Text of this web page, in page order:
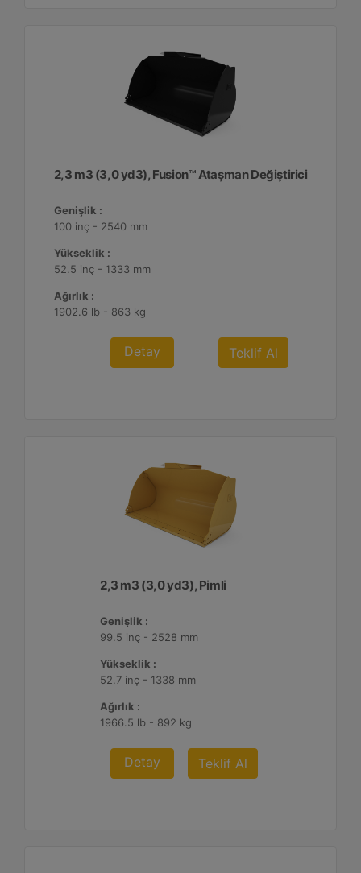
2,3 m3 (3,0 yd3), Fusion™ Ataşman Değiştirici
Genişlik :
100 inç - 2540 mm
Yükseklik :
52.5 inç - 1333 mm
Ağırlık :
1902.6 lb - 863 kg
Detay Teklif Al
2,3 m3 (3,0 yd3), Pimli
Genişlik :
99.5 inç - 2528 mm
Yükseklik :
52.7 inç - 1338 mm
Ağırlık :
1966.5 lb - 892 kg
Detay Teklif Al